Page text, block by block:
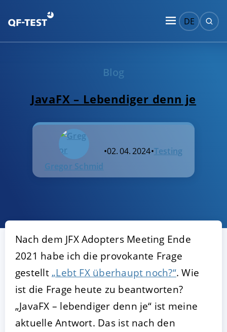
DE
Blog
JavaFX – Lebendiger denn je
Gregor Schmid
•02. 04. 2024•Testing
Nach dem JFX Adopters Meeting Ende
2021 habe ich die provokante Frage
gestellt„Lebt FX überhaupt noch?“. Wie
ist die Frage heute zu beantworten?
„JavaFX – lebendiger denn je“ ist meine
aktuelle Antwort. Das ist nach den